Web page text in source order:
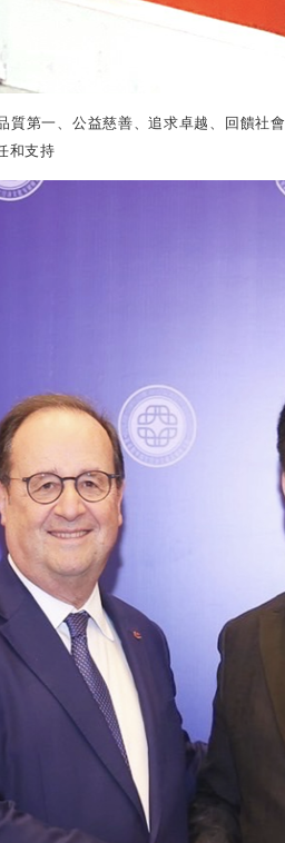
質第一、公益慈善、追求卓越、回饋社會
和支持